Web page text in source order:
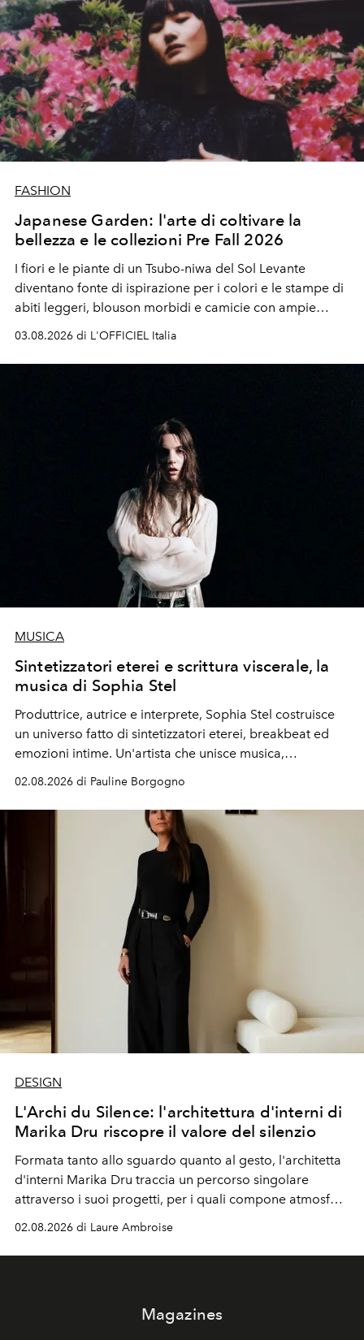
FASHION
Japanese Garden: l'arte di coltivare la
bellezza e le collezioni Pre Fall 2026
I fiori e le piante di un Tsubo-niwa del Sol Levante
diventano fonte di ispirazione per i colori e le stampe di
abiti leggeri, blouson morbidi e camicie con ampie
maniche a kimono. E si trasformano in applicazioni
03.08.2026 di L'OFFICIEL Italia
MUSICA
Sintetizzatori eterei e scrittura viscerale, la
musica di Sophia Stel
Produttrice, autrice e interprete, Sophia Stel costruisce
un universo fatto di sintetizzatori eterei, breakbeat ed
emozioni intime. Un'artista che unisce musica,
immaginario visivo e vulnerabilità senza confini.
02.08.2026 di Pauline Borgogno
DESIGN
L'Archi du Silence: l'architettura d'interni di
Marika Dru riscopre il valore del silenzio
Formata tanto allo sguardo quanto al gesto, l'architetta
d'interni Marika Dru traccia un percorso singolare
attraverso i suoi progetti, per i quali compone atmosfere
silenziose, quasi sospese, dove l'emozione nasce meno
diventa una forma di evidenza.
02.08.2026 di Laure Ambroise
Magazines